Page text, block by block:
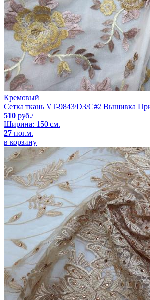
Кремовый
Сетка ткань VT-9843/D3/C#2 Вышивка
510 руб./
Ширина: 150 см.
27 пог.м.
в корзину